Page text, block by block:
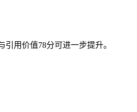
用价值78分可进一步提升。